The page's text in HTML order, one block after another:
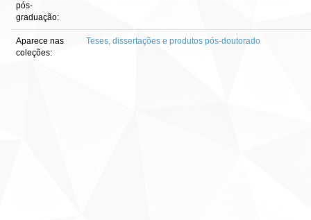
pós-
graduação:
Aparece nas
coleções:
Teses, dissertações e produtos pós-doutorado